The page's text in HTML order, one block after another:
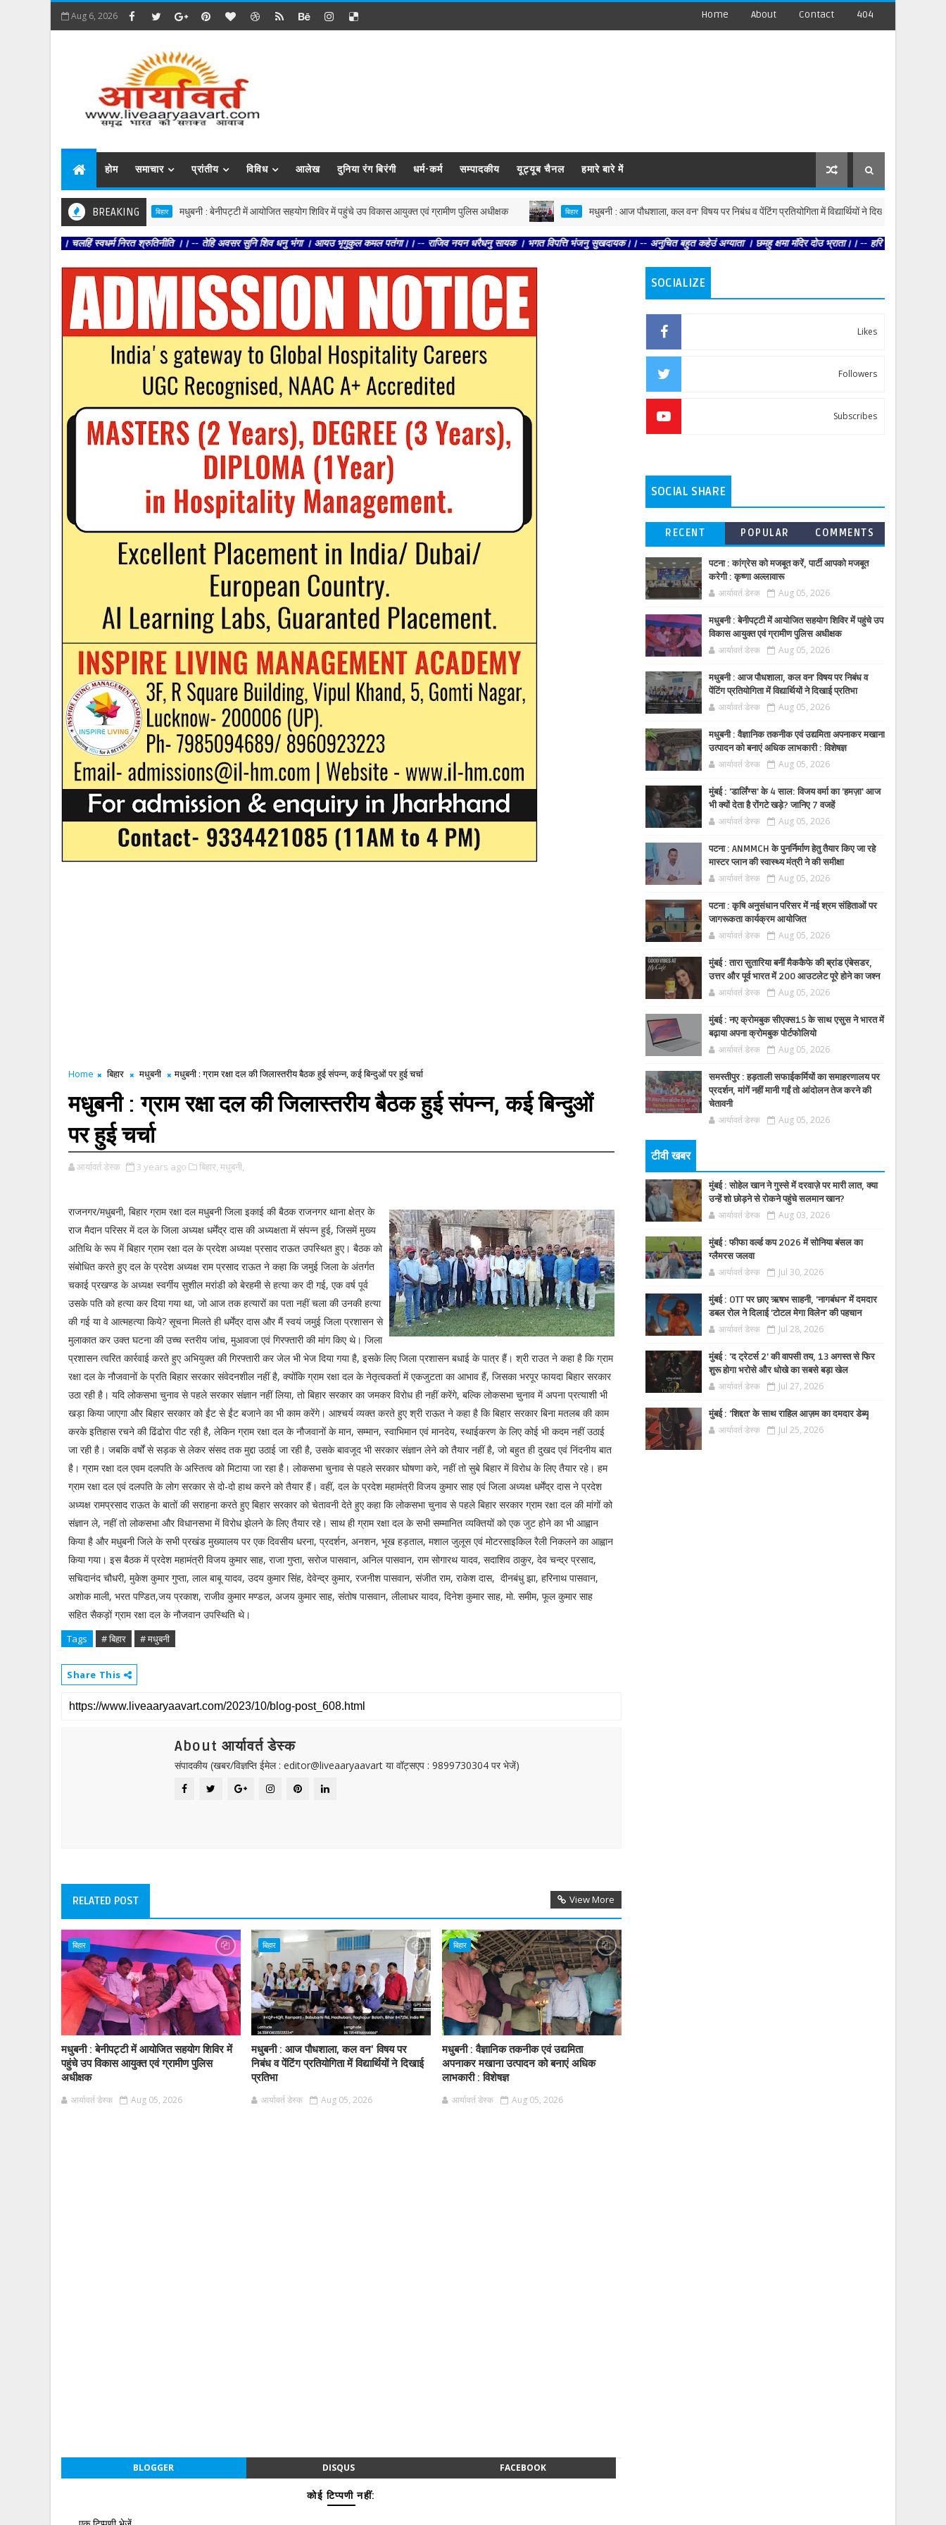
Aug 6, 2026 Home About Contact 404
होम समाचार प्रांतीय विविध आलेख दुनिया रंग बिरंगी धर्म-कर्म सम्पादकीय यूट्यूब चैनल हमारे बारे में
BREAKING
बिहार मधुबनी : बेनीपट्टी में आयोजित सहयोग शिविर में पहुंचे उप विकास आयुक्त एवं ग्रामीण पुलिस अधीक्षक बिहार मधुबनी : आज पौधशाला, कल वन' विषय पर निबंध व पेंटिंग प्रतियोगिता में विद्यार्थियों ने दिखाई प्रतिभा
। चलहिं स्वधर्म निरत श्रुतिनीति ।। -- तेहि अवसर सुनि शिव धनु भंगा । आयउ भृगुकुल कमल पतंगा।। -- राजिव नयन धरैधनु सायक । भगत विपत्ति भंजनु सुखदायक।। -- अनुचित बहुत कहेउं अग्याता । छमहु क्षमा मंदिर दोउ भ्राता।। -- हरि अनन्त हरि कथा अनन्ता। कहहि
Home बिहार मधुबनी मधुबनी : ग्राम रक्षा दल की जिलास्तरीय बैठक हुई संपन्न, कई बिन्दुओं पर हुई चर्चा
मधुबनी : ग्राम रक्षा दल की जिलास्तरीय बैठक हुई संपन्न, कई बिन्दुओं
पर हुई चर्चा
आर्यावर्त डेस्क 3 years ago बिहार, मधुबनी,
राजनगर/मधुबनी, बिहार ग्राम रक्षा दल मधुबनी जिला इकाई की बैठक राजनगर थाना क्षेत्र के
राज मैदान परिसर में दल के जिला अध्यक्ष धर्मेंद्र दास की अध्यक्षता में संपन्न हुई, जिसमें मुख्य
अतिथि के रूप में बिहार ग्राम रक्षा दल के प्रदेश अध्यक्ष प्रसाद राऊत उपस्थित हुए। बैठक को
संबोधित करते हुए दल के प्रदेश अध्यक्ष राम प्रसाद राऊत ने कहा कि जमुई जिला के अंतर्गत
चकाई प्रखण्ड के अध्यक्ष स्वर्गीय सुशील मरांडी को बेरहमी से हत्या कर दी गई, एक वर्ष पूर्व
उसके पति को हत्या कर दिया गया था, जो आज तक हत्यारों का पता नहीं चला की उनकी हत्या
की गई या वे आत्महत्या किये? सूचना मिलते ही धर्मेंद्र दास और मैं स्वयं जमुई जिला प्रशासन से
मुलाकात कर उक्त घटना की उच्च स्तरीय जांच, मुआवजा एवं गिरफ्तारी की मांग किए थे। जिला
प्रशासन त्वरित कार्रवाई करते हुए अभियुक्त की गिरफ्तारी कर जेल भी भेज दिया गया है, इसके लिए जिला प्रशासन बधाई के पात्र हैं। श्री राउत ने कहा है कि ग्राम
रक्षा दल के नौजवानों के प्रति बिहार सरकार संवेदनशील नहीं है, क्योंकि ग्राम रक्षा दल के नेतृत्वकर्ता में एकजुटता का आभाव हैं, जिसका भरपूर फायदा बिहार सरकार
उठा रही है। यदि लोकसभा चुनाव से पहले सरकार संज्ञान नहीं लिया, तो बिहार सरकार का जमकर विरोध ही नहीं करेंगे, बल्कि लोकसभा चुनाव में अपना प्रत्याशी भी
खड़ा किया जाएगा और बिहार सरकार को ईंट से ईंट बजाने का भी काम करेंगे। आश्चर्य व्यक्त करते हुए श्री राऊत ने कहा है कि बिहार सरकार बिना मतलब की काम
करके इतिहास रचने की ढिंढोरा पीट रही है, लेकिन ग्राम रक्षा दल के नौजवानों के मान, सम्मान, स्वाभिमान एवं मानदेय, स्थाईकरण के लिए कोई भी कदम नहीं उठाई
जा रही है। जबकि वर्षों से सड़क से लेकर संसद तक मुद्दा उठाई जा रही है, उसके बावजूद भी सरकार संज्ञान लेने को तैयार नहीं है, जो बहुत ही दुखद एवं निंदनीय बात
है। ग्राम रक्षा दल एवम दलपति के अस्तित्व को मिटाया जा रहा है। लोकसभा चुनाव से पहले सरकार घोषणा करे, नहीं तो सुबे बिहार में विरोध के लिए तैयार रहे। हम
ग्राम रक्षा दल एवं दलपति के लोग सरकार से दो-दो हाथ करने को तैयार हैं। वहीं, दल के प्रदेश महामंत्री विजय कुमार साह एवं जिला अध्यक्ष धर्मेंद्र दास ने प्रदेश
अध्यक्ष रामप्रसाद राऊत के बातों की सराहना करते हुए बिहार सरकार को चेतावनी देते हुए कहा कि लोकसभा चुनाव से पहले बिहार सरकार ग्राम रक्षा दल की मांगों को
संज्ञान ले, नहीं तो लोकसभा और विधानसभा में विरोध झेलने के लिए तैयार रहे। साथ ही ग्राम रक्षा दल के सभी सम्मानित व्यक्तियों को एक जुट होने का भी आह्वान
किया है और मधुबनी जिले के सभी प्रखंड मुख्यालय पर एक दिवसीय धरना, प्रदर्शन, अनशन, भूख हड़ताल, मशाल जुलूस एवं मोटरसाइकिल रैली निकलने का आह्वान
किया गया। इस बैठक में प्रदेश महामंत्री विजय कुमार साह, राजा गुप्ता, सरोज पासवान, अनिल पासवान, राम सोगारथ यादव, सदाशिव ठाकुर, देव चन्द्र प्रसाद,
सचिदानंद चौधरी, मुकेश कुमार गुप्ता, लाल बाबू यादव, उदय कुमार सिंह, देवेन्द्र कुमार, रजनीश पासवान, संजीत राम, राकेश दास, दीनबंधु झा, हरिनाथ पासवान,
अशोक माली, भरत पण्डित,जय प्रकाश, राजीव कुमार मण्डल, अजय कुमार साह, संतोष पासवान, लीलाधर यादव, दिनेश कुमार साह, मो. समीम, फूल कुमार साह
सहित सैकड़ों ग्राम रक्षा दल के नौजवान उपस्थिति थे।
Tags # बिहार # मधुबनी
Share This
About आर्यावर्त डेस्क
संपादकीय (खबर/विज्ञप्ति ईमेल : editor@liveaaryaavart या वॉट्सएप : 9899730304 पर भेजें)
RELATED POST View More
बिहार
मधुबनी : बेनीपट्टी में आयोजित सहयोग शिविर में
पहुंचे उप विकास आयुक्त एवं ग्रामीण पुलिस
अधीक्षक
आर्यावर्त डेस्क Aug 05, 2026
बिहार
मधुबनी : आज पौधशाला, कल वन' विषय पर
निबंध व पेंटिंग प्रतियोगिता में विद्यार्थियों ने दिखाई
प्रतिभा
आर्यावर्त डेस्क Aug 05, 2026
बिहार
मधुबनी : वैज्ञानिक तकनीक एवं उद्यमिता
अपनाकर मखाना उत्पादन को बनाएं अधिक
लाभकारी : विशेषज्ञ
आर्यावर्त डेस्क Aug 05, 2026
BLOGGER DISQUS FACEBOOK
कोई टिप्पणी नहीं:
SOCIALIZE
Likes
Followers
Subscribes
SOCIAL SHARE
RECENT POPULAR COMMENTS
पटना : कांग्रेस को मजबूत करें, पार्टी आपको मजबूत
करेगी : कृष्णा अल्लावारू
आर्यावर्त डेस्क Aug 05, 2026
मधुबनी : बेनीपट्टी में आयोजित सहयोग शिविर में पहुंचे उप
विकास आयुक्त एवं ग्रामीण पुलिस अधीक्षक
आर्यावर्त डेस्क Aug 05, 2026
मधुबनी : आज पौधशाला, कल वन' विषय पर निबंध व
पेंटिंग प्रतियोगिता में विद्यार्थियों ने दिखाई प्रतिभा
आर्यावर्त डेस्क Aug 05, 2026
मधुबनी : वैज्ञानिक तकनीक एवं उद्यमिता अपनाकर मखाना
उत्पादन को बनाएं अधिक लाभकारी : विशेषज्ञ
आर्यावर्त डेस्क Aug 05, 2026
मुंबई : 'डार्लिंग्स' के 4 साल: विजय वर्मा का 'हमज़ा' आज
भी क्यों देता है रोंगटे खड़े? जानिए 7 वजहें
आर्यावर्त डेस्क Aug 05, 2026
पटना : ANMMCH के पुनर्निर्माण हेतु तैयार किए जा रहे
मास्टर प्लान की स्वास्थ्य मंत्री ने की समीक्षा
आर्यावर्त डेस्क Aug 05, 2026
पटना : कृषि अनुसंधान परिसर में नई श्रम संहिताओं पर
जागरूकता कार्यक्रम आयोजित
आर्यावर्त डेस्क Aug 05, 2026
मुंबई : तारा सुतारिया बनीं मैककैफे की ब्रांड एंबेसडर,
उत्तर और पूर्व भारत में 200 आउटलेट पूरे होने का जश्न
आर्यावर्त डेस्क Aug 05, 2026
मुंबई : नए क्रोमबुक सीएक्स15 के साथ एसुस ने भारत में
बढ़ाया अपना क्रोमबुक पोर्टफोलियो
आर्यावर्त डेस्क Aug 05, 2026
समस्तीपुर : हड़ताली सफाईकर्मियों का समाहरणालय पर
प्रदर्शन, मांगें नहीं मानी गईं तो आंदोलन तेज करने की
चेतावनी
आर्यावर्त डेस्क Aug 05, 2026
टीवी खबर
मुंबई : सोहेल खान ने गुस्से में दरवाज़े पर मारी लात, क्या
उन्हें शो छोड़ने से रोकने पहुंचे सलमान खान?
आर्यावर्त डेस्क Aug 03, 2026
मुंबई : फीफा वर्ल्ड कप 2026 में सोनिया बंसल का
ग्लैमरस जलवा
आर्यावर्त डेस्क Jul 30, 2026
मुंबई : OTT पर छाए ऋषभ साहनी, 'नागबंधन' में दमदार
डबल रोल ने दिलाई 'टोटल मेगा विलेन' की पहचान
आर्यावर्त डेस्क Jul 28, 2026
मुंबई : 'द ट्रेटर्स 2' की वापसी तय, 13 अगस्त से फिर
शुरू होगा भरोसे और धोखे का सबसे बड़ा खेल
आर्यावर्त डेस्क Jul 27, 2026
मुंबई : 'शिद्दत' के साथ राहिल आज़म का दमदार डेब्यू
आर्यावर्त डेस्क Jul 25, 2026